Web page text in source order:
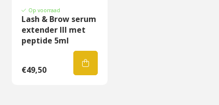
Op voorraad
Lash & Brow serum
extender III met
peptide 5ml
€49,50